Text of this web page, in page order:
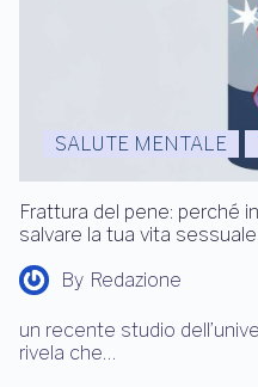
SALUTE MENTALE
Frattura del pene: perché
salvare la tua vita
By Redazione
un recente studio
rivela che…